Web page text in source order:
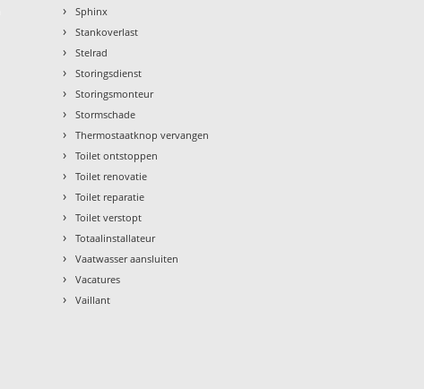
› Sphinx
› Stankoverlast
› Stelrad
› Storingsdienst
› Storingsmonteur
› Stormschade
› Thermostaatknop vervangen
› Toilet ontstoppen
› Toilet renovatie
› Toilet reparatie
› Toilet verstopt
› Totaalinstallateur
› Vaatwasser aansluiten
› Vacatures
› Vaillant